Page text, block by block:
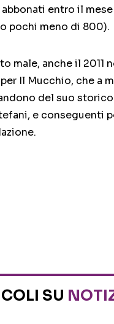
entro il
pochi meno di 800).
male, anche il 2011
Il Mucchio, che a
del suo
e conseguenti
SU